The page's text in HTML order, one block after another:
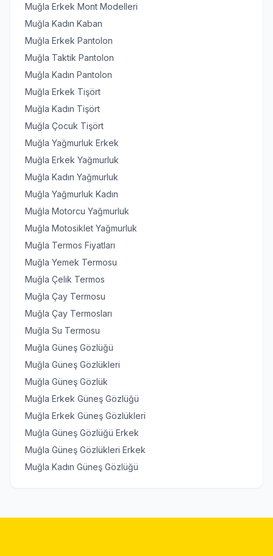
Muğla Erkek Mont Modelleri
Muğla Kadın Kaban
Muğla Erkek Pantolon
Muğla Taktik Pantolon
Muğla Kadın Pantolon
Muğla Erkek Tişört
Muğla Kadın Tişört
Muğla Çocuk Tişört
Muğla Yağmurluk Erkek
Muğla Erkek Yağmurluk
Muğla Kadın Yağmurluk
Muğla Yağmurluk Kadın
Muğla Motorcu Yağmurluk
Muğla Motosiklet Yağmurluk
Muğla Termos Fiyatları
Muğla Yemek Termosu
Muğla Çelik Termos
Muğla Çay Termosu
Muğla Çay Termosları
Muğla Su Termosu
Muğla Güneş Gözlüğü
Muğla Güneş Gözlükleri
Muğla Güneş Gözlük
Muğla Erkek Güneş Gözlüğü
Muğla Erkek Güneş Gözlükleri
Muğla Güneş Gözlüğü Erkek
Muğla Güneş Gözlükleri Erkek
Muğla Kadın Güneş Gözlüğü